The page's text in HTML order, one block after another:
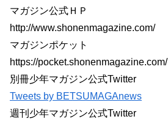
マガジン公式ＨＰ
http://www.shonenmagazine.com/
マガジンポケット
https://pocket.shonenmagazine.com/
別冊少年マガジン公式Twitter
Tweets by BETSUMAGAnews
週刊少年マガジン公式Twitter